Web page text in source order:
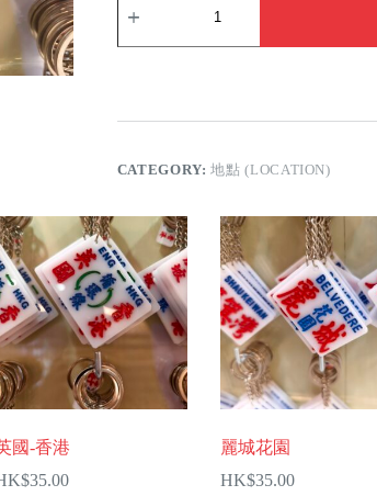
文
CATEGORY:地點 (LOCATION)
國-香港
35.00
麗城花園
HK$35.00